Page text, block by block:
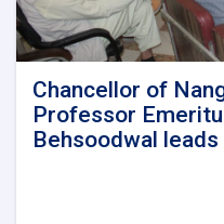
Chancellor of
Professor
Behsoodwal